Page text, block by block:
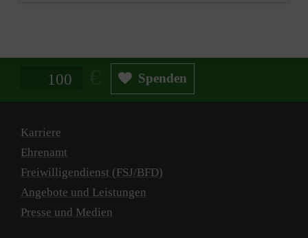
Spendenbetrag in Euro Spenden
Karriere
Ehrenamt
Freiwilligendienst (FSJ/BFD)
Angebote und Leistungen
Presse und Medien